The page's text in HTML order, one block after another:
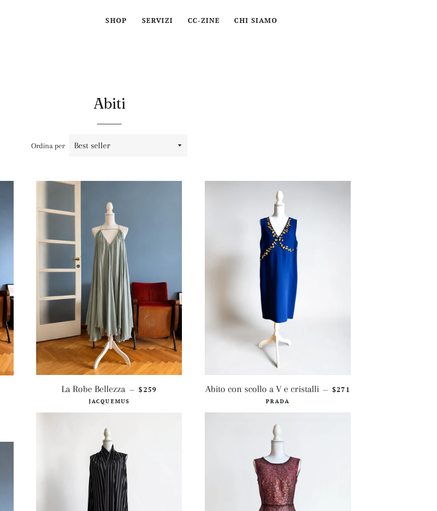
SHOP SERVIZI CC-ZINE CHI SIAMO
Abiti
Ordina per
DI LISTINO La Robe Bellezza — PREZZO DI LISTINO
$259
JACQUEMUS
Abito con scollo a V e cristalli — PREZZO DI LISTINO
$271
PRADA